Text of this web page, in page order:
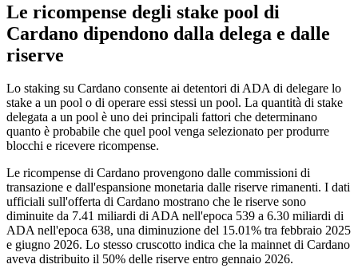
Le ricompense degli stake pool di
Cardano dipendono dalla delega e dalle
riserve
Lo staking su Cardano consente ai detentori di ADA di delegare lo
stake a un pool o di operare essi stessi un pool. La quantità di stake
delegata a un pool è uno dei principali fattori che determinano
quanto è probabile che quel pool venga selezionato per produrre
blocchi e ricevere ricompense.
Le ricompense di Cardano provengono dalle commissioni di
transazione e dall'espansione monetaria dalle riserve rimanenti. I dati
ufficiali sull'offerta di Cardano mostrano che le riserve sono
diminuite da 7.41 miliardi di ADA nell'epoca 539 a 6.30 miliardi di
ADA nell'epoca 638, una diminuzione del 15.01% tra febbraio 2025
e giugno 2026. Lo stesso cruscotto indica che la mainnet di Cardano
aveva distribuito il 50% delle riserve entro gennaio 2026.